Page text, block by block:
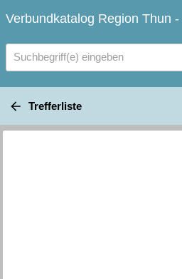
Verbundkatalog Region Thun
Suchbegriff(e) eingeben
Trefferliste